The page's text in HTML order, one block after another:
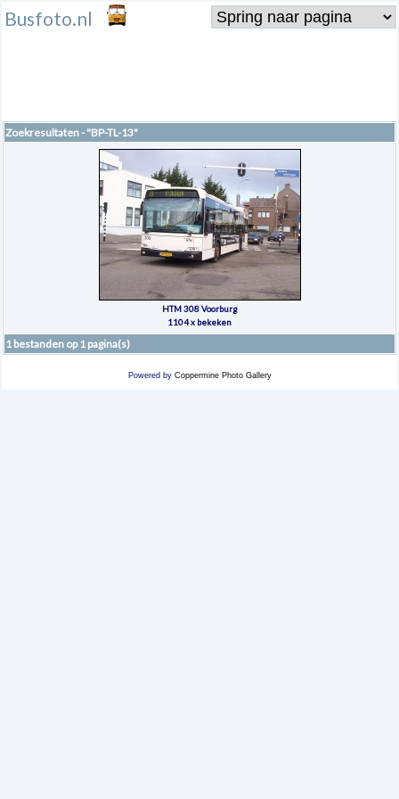
Busfoto.nl
Zoekresultaten - "BP-TL-13"
HTM 308 Voorburg
1104 x bekeken
1 bestanden op 1 pagina(s)
Powered by Coppermine Photo Gallery